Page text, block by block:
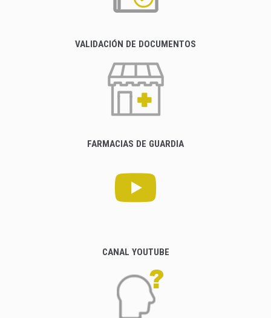
VALIDACIÓN DE DOCUMENTOS
FARMACIAS DE GUARDIA
CANAL YOUTUBE